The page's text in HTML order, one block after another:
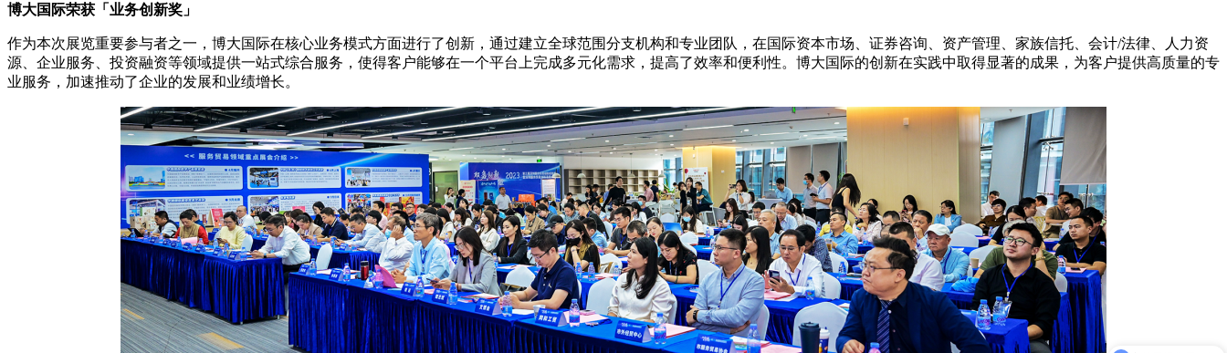
博大国际荣获「业务创新奖」
作为本次展览重要参与者之一，博大国际在核心业务模式方面进行了创新，通过建立全球范围分支机构和专业团队，在国际资本市场、证券咨询、资产管理、家族信托、会计/法律、人力资
源、企业服务、投资融资等领域提供一站式综合服务，使得客户能够在一个平台上完成多元化需求，提高了效率和便利性。博大国际的创新在实践中取得显著的成果，为客户提供高质量的专
业服务，加速推动了企业的发展和业绩增长。